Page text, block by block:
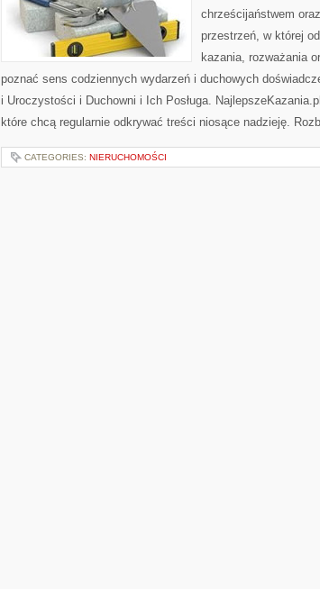
chrześcijaństwem
przestrzeń, w której
kazania, rozważania
poznać sens codziennych wydarzeń i duchowych
i Uroczystości i Duchowni i Ich Posługa.
które chcą regularnie odkrywać treści niosące nadzieję.
CATEGORIES: NIERUCHOMOŚCI